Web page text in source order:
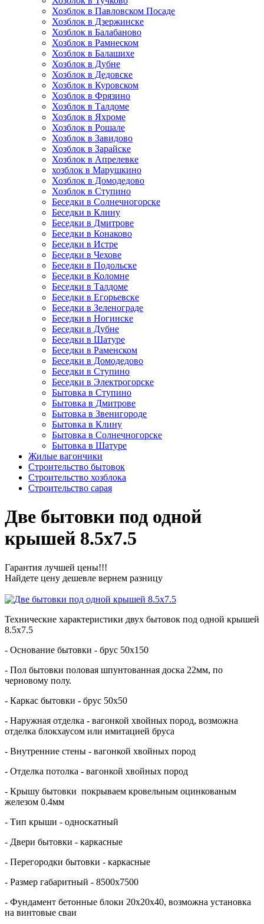
Хозблок в Павловском Посаде
Хозблок в Дзержинске
Хозблок в Балабаново
Хозблок в Рамнеском
Хозблок в Балашихе
Хозблок в Дубне
Хозблок в Дедовске
Хозблок в Куровском
Хозблок в Фрязино
Хозблок в Талдоме
Хозблок в Яхроме
Хозблок в Рошале
Хозблок в Завидово
Хозблок в Зарайске
Хозблок в Апрелевке
хозблок в Марушкино
Хозблок в Домодедово
Хозблок в Ступино
Беседки в Солнечногорске
Беседки в Клину
Беседки в Дмитрове
Беседки в Конаково
Беседки в Истре
Беседки в Чехове
Беседки в Подольске
Беседки в Коломне
Беседки в Талдоме
Беседки в Егорьевске
Беседки в Зеленограде
Беседки в Ногинске
Беседки в Дубне
Беседки в Шатуре
Беседки в Раменском
Беседки в Домодедово
Беседки в Ступино
Беседки в Электрогорске
Бытовка в Ступино
Бытовка в Дмитрове
Бытовка в Звенигороде
Бытовка в Клину
Бытовка в Солнечногорске
Бытовка в Шатуре
Жилые вагончики
Строительство бытовок
Строительство хозблока
Строительство сарая
Две бытовки под одной
крышей 8.5х7.5
Гарантия лучшей цены!!!
Найдете цену дешевле вернем разницу
Технические характеристики двух бытовок под одной крышей
8.5х7.5
- Основание бытовки - брус 50х150
- Пол бытовки половая шпунтованная доска 22мм, по
черновому полу.
- Каркас бытовки - брус 50х50
- Наружная отделка - вагонкой хвойных пород, возможна
отделка блокхаусом или имитацией бруса
- Внутренние стены - вагонкой хвойных пород
- Отделка потолка - вагонкой хвойных пород
- Крышу бытовки покрываем кровельным оцинкованым
железом 0.4мм
- Тип крыши - односкатный
- Двери бытовки - каркасные
- Перегородки бытовки - каркасные
- Размер габаритный - 8500х7500
- Фундамент бетонные блоки 20х20х40, возможна установка
на винтовые сваи